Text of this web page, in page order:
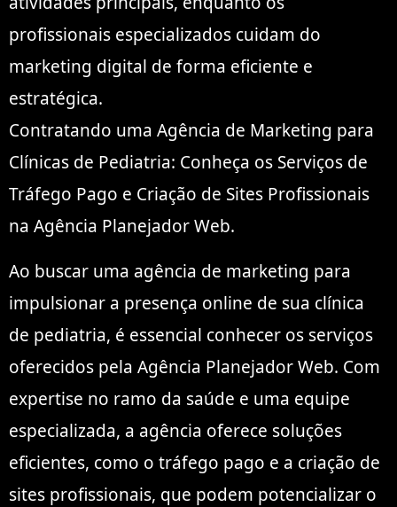
profissionais especializados cuidam do
marketing digital de forma eficiente e
estratégica.
Contratando uma Agência de Marketing para
Clínicas de Pediatria: Conheça os Serviços de
Tráfego Pago e Criação de Sites Profissionais
na Agência Planejador Web.
Ao buscar uma agência de marketing para
impulsionar a presença online de sua clínica
de pediatria, é essencial conhecer os serviços
oferecidos pela Agência Planejador Web. Com
expertise no ramo da saúde e uma equipe
especializada, a agência oferece soluções
eficientes, como o tráfego pago e a criação de
sites profissionais, que podem potencializar o